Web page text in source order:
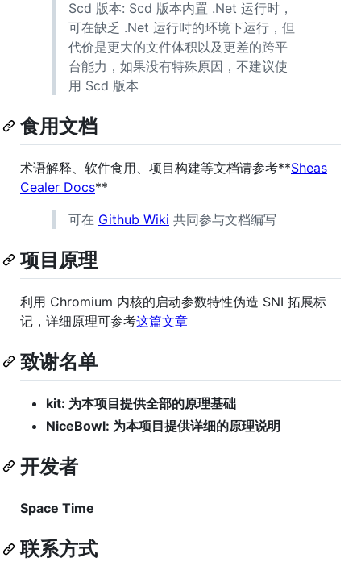
Scd 版本: Scd 版本内置 .Net 运行时，
可在缺乏 .Net 运行时的环境下运行，但
代价是更大的文件体积以及更差的跨平
台能力，如果没有特殊原因，不建议使
用 Scd 版本
食用文档
术语解释、软件食用、项目构建等文档请参考**Sheas
Cealer Docs**
可在 Github Wiki 共同参与文档编写
项目原理
利用 Chromium 内核的启动参数特性伪造 SNI 拓展标
记，详细原理可参考这篇文章
致谢名单
kit: 为本项目提供全部的原理基础
NiceBowl: 为本项目提供详细的原理说明
开发者
Space Time
联系方式